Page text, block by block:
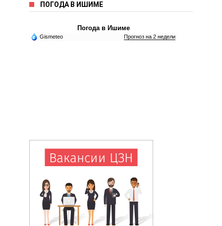
ПОГОДА В ИШИМЕ
Погода в Ишиме
Gismeteo Прогноз на 2 недели